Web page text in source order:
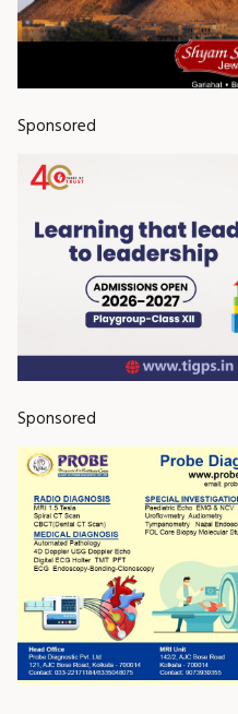
Sponsored
Sponsored